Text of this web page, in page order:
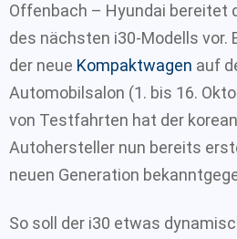
Offenbach – Hyundai bereitet
des nächsten i30-Modells vor.
der neue Kompaktwagen auf
Automobilsalon (1. bis 16.
von Testfahrten hat der
Autohersteller nun bereits
neuen Generation
So soll der i30 etwas